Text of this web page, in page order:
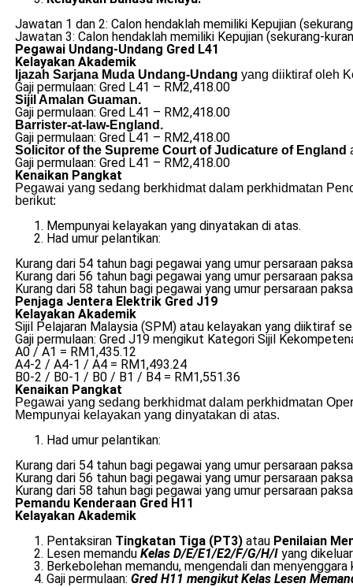
Jawatan 1 dan 2: Calon hendaklah memiliki Kepujian
Jawatan 3: Calon hendaklah memiliki Kepujian (sekurang-
Pegawai Undang-Undang Gred L41
Kelayakan Akademik
Ijazah Sarjana Muda Undang-Undang yang diiktiraf oleh
Gaji permulaan: Gred L41 – RM2,418.00
Sijil Amalan Guaman.
Gaji permulaan: Gred L41 – RM2,418.00
Barrister-at-law-England.
Gaji permulaan: Gred L41 – RM2,418.00
Solicitor of the Supreme Court of Judicature of England
Gaji permulaan: Gred L41 – RM2,418.00
Kenaikan Pangkat
Pegawai yang sedang berkhidmat dalam perkhidmatan
berikut:
Mempunyai kelayakan yang dinyatakan di atas.
Had umur pelantikan:
Kurang dari 54 tahun bagi pegawai yang umur persaraan
Kurang dari 56 tahun bagi pegawai yang umur persaraan
Kurang dari 58 tahun bagi pegawai yang umur persaraan
Penjaga Jentera Elektrik Gred J19
Kelayakan Akademik
Sijil Pelajaran Malaysia (SPM) atau kelayakan yang diiktiraf
Gaji permulaan: Gred J19 mengikut Kategori Sijil
A0 / A1 = RM1,435.12
A4-2 / A4-1 / A4 = RM1,493.24
B0-2 / B0-1 / B0 / B1 / B4 = RM1,551.36
Kenaikan Pangkat
Pegawai yang sedang berkhidmat dalam perkhidmatan
Mempunyai kelayakan yang dinyatakan di atas.
Had umur pelantikan:
Kurang dari 54 tahun bagi pegawai yang umur persaraan
Kurang dari 56 tahun bagi pegawai yang umur persaraan
Kurang dari 58 tahun bagi pegawai yang umur persaraan
Pemandu Kenderaan Gred H11
Kelayakan Akademik
Pentaksiran Tingkatan Tiga (PT3)atau Penilaian
Lesen memandu Kelas D/E/E1/E2/F/G/H/Iyang
Berkebolehan memandu, mengendali dan
Gaji permulaan: Gred H11 mengikut Kelas Lesen